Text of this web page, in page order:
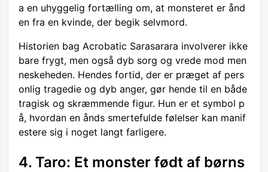
a en uhyggelig fortælling om, at monsteret er ånd
en fra en kvinde, der begik selvmord.
Historien bag Acrobatic Sarasarara involverer ikke
bare frygt, men også dyb sorg og vrede mod men
neskeheden. Hendes fortid, der er præget af pers
onlig tragedie og dyb anger, gør hende til en både
tragisk og skræmmende figur. Hun er et symbol p
å, hvordan en ånds smertefulde følelser kan manif
estere sig i noget langt farligere.
4. Taro: Et monster født af børns